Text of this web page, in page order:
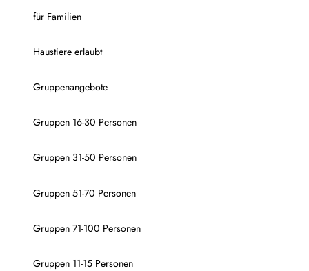
für Familien
Haustiere erlaubt
Gruppenangebote
Gruppen 16-30 Personen
Gruppen 31-50 Personen
Gruppen 51-70 Personen
Gruppen 71-100 Personen
Gruppen 11-15 Personen